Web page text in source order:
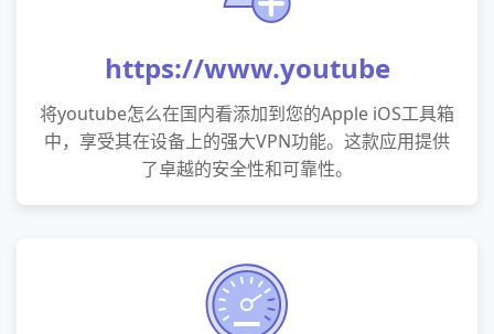
https://www.youtube
将youtube怎么在国内看添加到您的Apple iOS工具箱
中，享受其在设备上的强大VPN功能。这款应用提供
了卓越的安全性和可靠性。